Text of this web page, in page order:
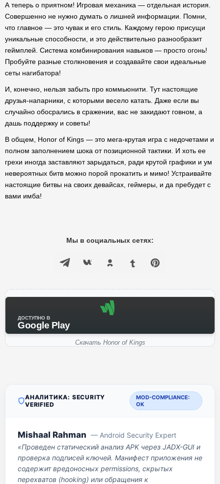
А теперь о приятном! Игровая механика — отдельная история.
Совершенно не нужно думать о лишней информации. Помни,
что главное — это чувак и его стиль. Каждому герою присущи
уникальные способности, и это действительно разнообразит
геймплей. Система комбинирования навыков — просто огонь!
Пробуйте разные столкновения и создавайте свои идеальные
сеты нагибатора!
И, конечно, нельзя забыть про коммьюнити. Тут настоящие
друзья-напарники, с которыми весело катать. Даже если вы
случайно обосрались в сражении, вас не закидают говном, а
дашь поддержку и советы!
В общем, Honor of Kings — это мега-крутая игра с недочетами и
полном заполнением шока от позиционной тактики. И хоть ее
грехи иногда заставляют зарыдаться, ради крутой графики и ум
невероятных битв можно порой прокатить и мимо! Устраивайте
настоящие битвы на своих девайсах, геймеры, и да пребудет с
вами имба!
Мы в социальных сетях:
ДОСТУПНО В
Google Play
Скачать Honor of Kings
АНАЛИТИКА: SECURITY
VERIFIED
MOD-COMPLIANCE:
OK
Mishaal Rahman — Android Security Expert
«Проведен статический анализ APK через JADX-GUI и
проверка подписей ключей. Манифест приложения не
содержит вредоносных permissions, скрытых
перехватов (hooking) или обращения к